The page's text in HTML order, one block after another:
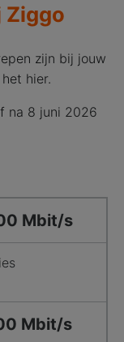
Ziggo
zijn bij jouw
hier.
na 8 juni 2026
Mbit/s
Mbit/s